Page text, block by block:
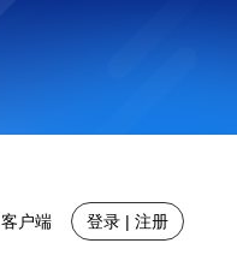
客户端 登录 | 注册